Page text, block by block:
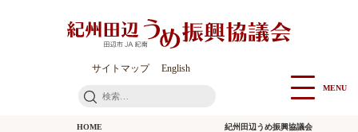
サイトマップ English
検
MENU
HOME 紀州田辺うめ振興協議会